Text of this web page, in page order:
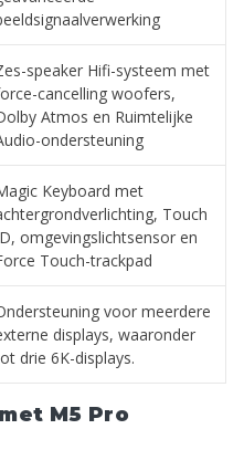
speaker Hifi-systeem met
cancelling woofers,
Atmos en Ruimtelijke
ondersteuning
Keyboard met
Touch
omgevingslichtsensor en
Touch-trackpad
voor meerdere
displays, waaronder
drie 6K-displays.
M5 Pro